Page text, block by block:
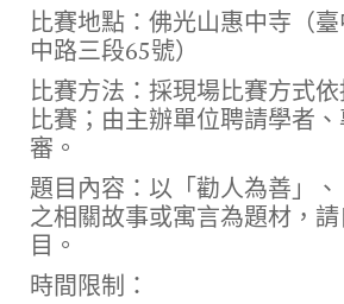
比賽地點：佛光山惠中寺（
中路三段65號）
比賽方法：採現場比賽方式
比賽；由主辦單位聘請學者
審。
題目內容：以「勸人為善」、
之相關故事或寓言為題材，
目。
時間限制：